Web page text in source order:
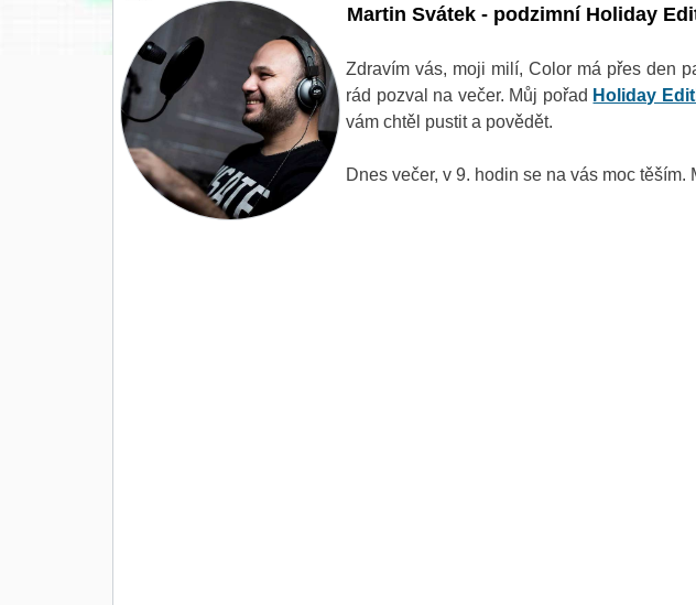
Martin Svátek - podzimní Holiday
Zdravím vás, moji milí, Color má přes den
rád pozval na večer. Můj pořad Holiday
vám chtěl pustit a povědět.
Dnes večer, v 9. hodin se na vás moc těším.